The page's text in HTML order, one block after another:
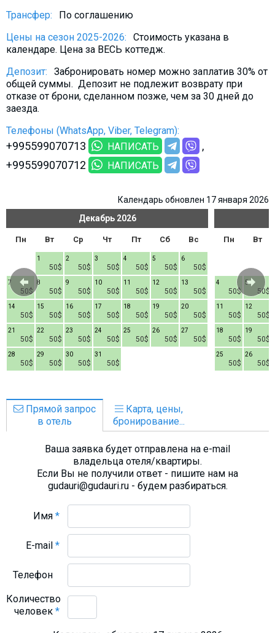
Трансфер:
По соглашению
Цены на сезон 2025-2026:
Стоимость указана в
календаре. Цена за ВЕСЬ коттедж.
Депозит:
Забронировать номер можно заплатив 30% от
общей суммы. Депозит не подлежит возврату при
отказе от брони, сделанном позже, чем за 30 дней до
заезда.
Телефоны (WhatsApp, Viber, Telegram):
+995599070713 НАПИСАТЬ
+995599070712 НАПИСАТЬ
Календарь обновлен 17 января 2026
Декабрь 2026
Пн Вт Ср Чт Пт Сб Вс
50$
1
50$
2
50$
3
50$
4
50$
5
50$
6
50$
7
50$
8
50$
9
50$
10
50$
11
50$
12
50$
13
50$
14
50$
15
50$
16
50$
17
50$
18
50$
19
50$
20
50$
21
50$
22
50$
23
50$
24
50$
25
50$
26
50$
27
50$
28
50$
29
50$
30
50$
31
Пн Вт
50$
4
50$
5
50$
11
50$
12
50$
18
50$
19
50$
25
50$
26
Прямой запрос
в отель
Карта, цены,
бронирование...
Ваша заявка будет отправлена на e-mail
владельца отеля/квартиры.
Если Вы не получили ответ - пишите нам на
gudauri@gudauri.ru - будем разбираться.
Имя*
E-mail*
Телефон
Количество
человек*